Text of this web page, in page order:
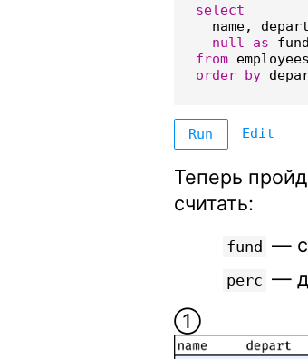
select
name,
null
as fund
from employees
order by
Run Edit
Теперь
считать:
fund —
perc —
➀